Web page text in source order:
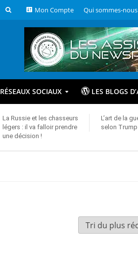
Mon Compte Qui sommes-nous
RÉSEAUX SOCIAUX LES BLOGS
La Russie et les chasseurs
légers : il va falloir prendre
une décision !
L’art de la
selon Trump